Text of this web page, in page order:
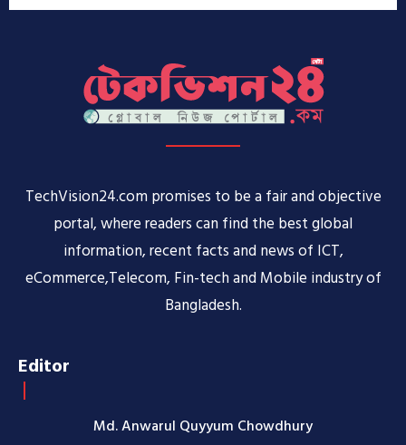
TechVision24.com promises to be a fair and objective
portal, where readers can find the best global
information, recent facts and news of ICT,
eCommerce,Telecom, Fin-tech and Mobile industry of
Bangladesh.
Editor
Md. Anwarul Quyyum Chowdhury